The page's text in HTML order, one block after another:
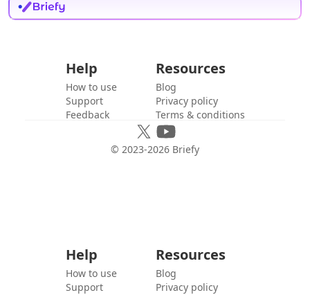
Help
How to use
Support
Feedback
Resources
Blog
Privacy policy
Terms & conditions
© 2023-2026 Briefy
Help
How to use
Support
Resources
Blog
Privacy policy